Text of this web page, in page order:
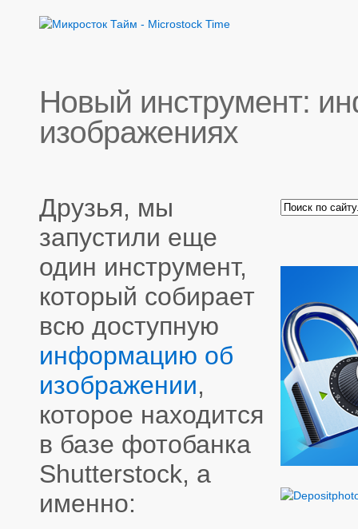
Новый инструмент:
изображениях
Друзья, мы
запустили еще
один инструмент,
который собирает
всю доступную
информацию об
изображении,
которое находится
в базе фотобанка
Shutterstock, а
именно: